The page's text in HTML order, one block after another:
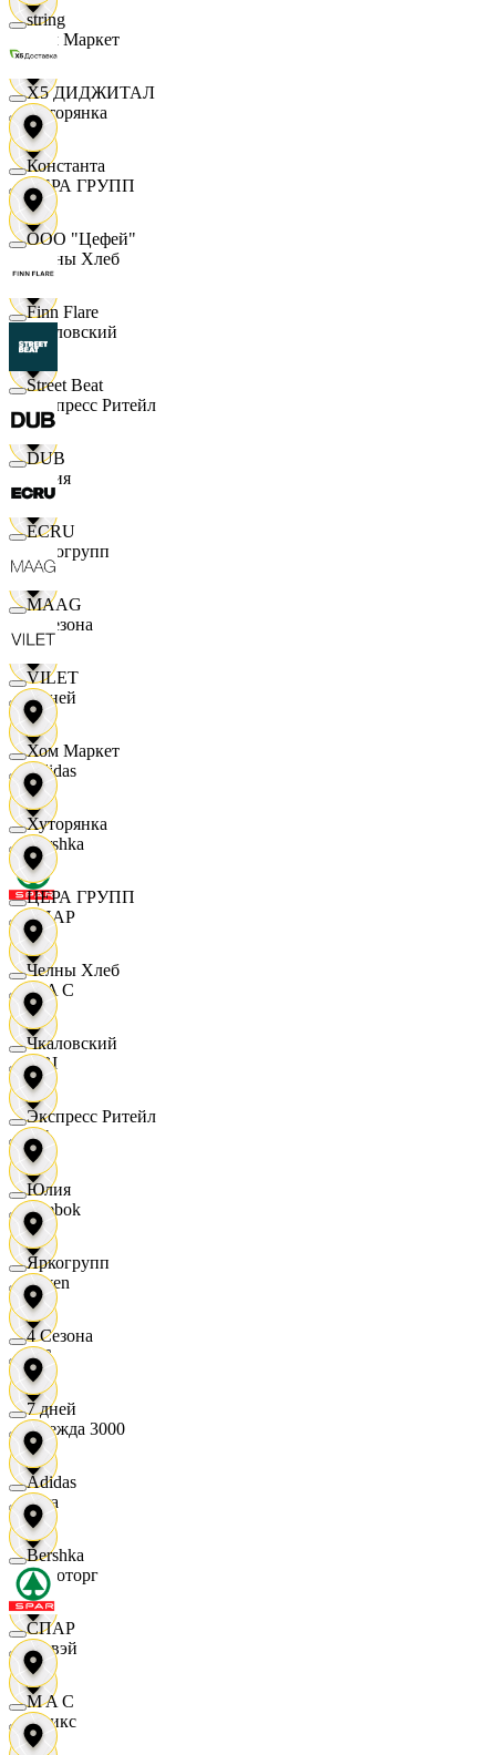
Хом Маркет
Хуторянка
ЦЕРА ГРУПП
Челны Хлеб
Чкаловский
Экспресс Ритейл
Юлия
Яркогрупп
4 Сезона
7 дней
Adidas
Bershka
СПАР
M A C
OBI
RE
Reebok
Seven
XC
Одежда 3000
Zara
Агроторг
Амвэй
Аникс
string
X5 ДИДЖИТАЛ
Константа
ООО "Цефей"
Finn Flare
Street Beat
DUB
ECRU
MAAG
VILET
Хом Маркет
Хуторянка
ЦЕРА ГРУПП
Челны Хлеб
Чкаловский
Экспресс Ритейл
Юлия
Яркогрупп
4 Сезона
7 дней
Adidas
Bershka
СПАР
M A C